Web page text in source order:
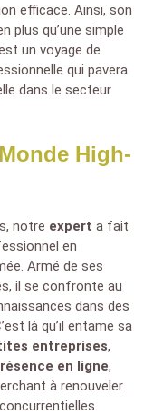
efficace. Ainsi, son
plus qu’une simple
un voyage de
qui pavera
dans le secteur
High-
notre expert a fait
en
Armé de ses
il se confronte au
dans des
là qu’il entame sa
entreprises,
en ligne,
à renouveler